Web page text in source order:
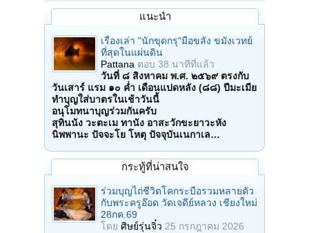
แนะนำ
เรื่องเล่า "นักขุดกรุ"มือขลัง ขมังเวทย์
ที่สุดในแผ่นดิน
Pattana ตอบ 38 นาทีที่แล้ว
วันที่ ๘ สิงหาคม พ.ศ. ๒๕๖๙ ตรงกับ
วันเสาร์ แรม ๑๐ ค่ำ เดือนแปดหลัง (๘๘) ปีมะเมีย
ทำบุญใส่บาตรในเช้าวันนี้
อนุโมทนาบุญร่วมกันครับ
สุทินนัง วะตะเม ทานัง อาสะวักขะยาวะหัง
นิพพานะ ปัจจะโย โหตุ ปัจจุบันเนกาเล…
กระทู้ที่น่าสนใจ
ร่วมบุญไถ่ชีวิตโคกระบือรวมหลายตัว
กับพระครูอ๊อด วัดเจดีย์หลวง เชียงใหม่
28กค.69
โดย ศิษย์รุ่นจิ๋ว 25 กรกฎาคม 2026